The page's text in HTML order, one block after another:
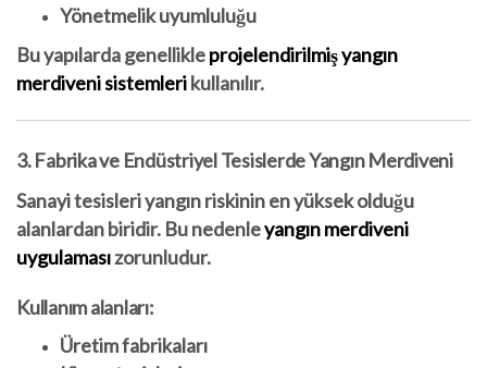
Yönetmelik uyumluluğu
Bu yapılarda genellikleprojelendirilmiş yangın
merdiveni sistemlerikullanılır.
3. Fabrika ve Endüstriyel Tesislerde Yangın Merdiveni
Sanayi tesisleri yangın riskinin en yüksek olduğu
alanlardan biridir. Bu nedenleyangın merdiveni
uygulamasızorunludur.
Kullanım alanları:
Üretim fabrikaları